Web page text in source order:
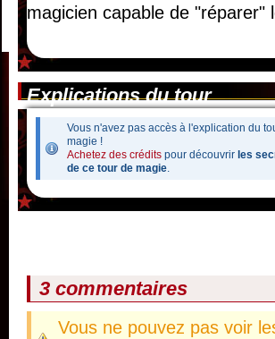
magicien capable de
Explications du tour
Vous n'avez pas accès à l'explication du
magie !
Achetez des crédits pour découvrir les
de ce tour de magie.
3 commentaires
Vous ne pouvez pas voir